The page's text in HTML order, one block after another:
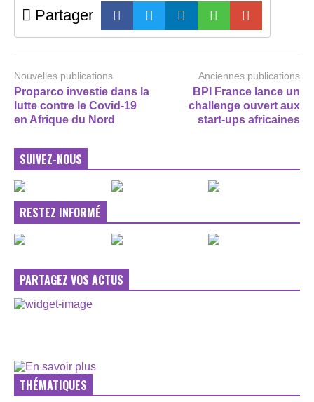
Partager
Nouvelles publications
Proparco investie dans la
lutte contre le Covid-19
en Afrique du Nord
Anciennes publications
BPI France lance un
challenge ouvert aux
start-ups africaines
SUIVEZ-NOUS
RESTEZ INFORMÉ
PARTAGEZ VOS ACTUS
THÉMATIQUES